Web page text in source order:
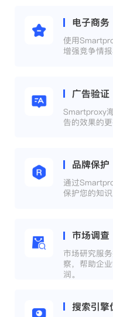
电子商务
使用
增强竞争情
广告验证
Smartproxy
告的效果的更
品牌保护
通过
保护您的知识
市场调查
市场研究服
察，帮助企
润。
搜索引擎